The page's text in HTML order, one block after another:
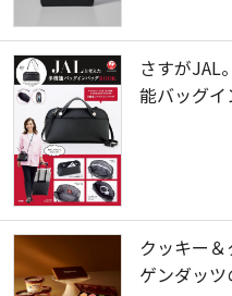
さすがJAL
能バッグイ
クッキー
ゲンダッ